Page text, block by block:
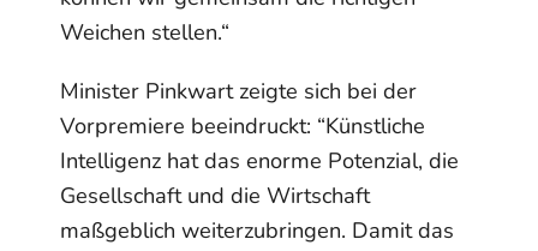
Weichen stellen.“
Minister Pinkwart zeigte sich bei der
Vorpremiere beeindruckt: “Künstliche
Intelligenz hat das enorme Potenzial, die
Gesellschaft und die Wirtschaft
maßgeblich weiterzubringen. Damit das